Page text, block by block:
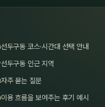
선두구동 코스·시간대 선택 안내
선두구동 인근 지역
자주 묻는 질문
이용 흐름을 보여주는 후기 예시